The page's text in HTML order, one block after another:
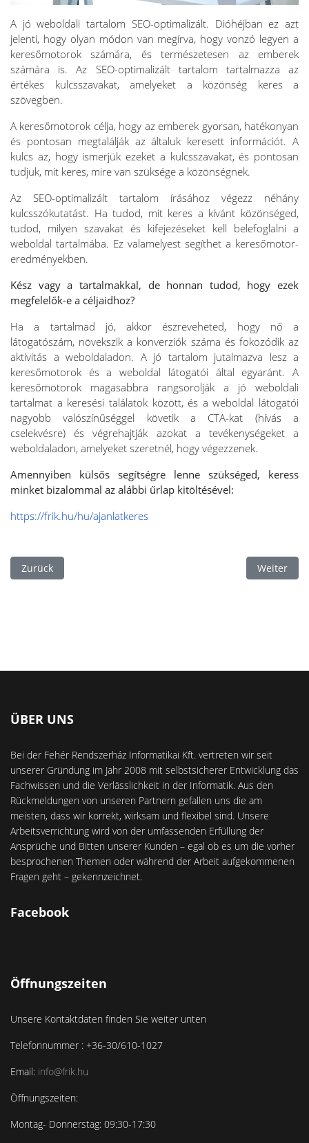
A jó weboldali tartalom SEO-optimalizált. Dióhéjban ez azt
jelenti, hogy olyan módon van megírva, hogy vonzó legyen a
keresőmotorok számára, és természetesen az emberek
számára is. Az SEO-optimalizált tartalom tartalmazza az
értékes kulcsszavakat, amelyeket a közönség keres a
szövegben.
A keresőmotorok célja, hogy az emberek gyorsan, hatékonyan
és pontosan megtalálják az általuk keresett információt. A
kulcs az, hogy ismerjük ezeket a kulcsszavakat, és pontosan
tudjuk, mit keres, mire van szüksége a közönségnek.
Az SEO-optimalizált tartalom írásához végezz néhány
kulcsszókutatást. Ha tudod, mit keres a kívánt közönséged,
tudod, milyen szavakat és kifejezéseket kell belefoglalni a
weboldal tartalmába. Ez valamelyest segíthet a keresőmotor-
eredményekben.
Kész vagy a tartalmakkal, de honnan tudod, hogy ezek
megfelelők-e a céljaidhoz?
Ha a tartalmad jó, akkor észreveheted, hogy nő a
látogatószám, növekszik a konverziók száma és fokozódik az
aktivitás a weboldaladon. A jó tartalom jutalmazva lesz a
keresőmotorok és a weboldal látogatói által egyaránt. A
keresőmotorok magasabbra rangsorolják a jó weboldali
tartalmat a keresési találatok között, és a weboldal látogatói
nagyobb valószínűséggel követik a CTA-kat (hívás a
cselekvésre) és végrehajtják azokat a tevékenységeket a
weboldaladon, amelyeket szeretnél, hogy végezzenek.
Amennyiben külsős segítségre lenne szükséged, keress
minket bizalommal az alábbi űrlap kitöltésével:
https://frik.hu/hu/ajanlatkeres
Vorheriger Beitrag: ERP-Percek: Partner nyilvántartás
Zurück Nächster
Weiter
ÜBER UNS
Bei der Fehér Rendszerház Informatikai Kft. vertreten wir seit
unserer Gründung im Jahr 2008 mit selbstsicherer Entwicklung das
Fachwissen und die Verlässlichkeit in der Informatik. Aus den
Rückmeldungen von unseren Partnern gefallen uns die am
meisten, dass wir korrekt, wirksam und flexibel sind. Unsere
Arbeitsverrichtung wird von der umfassenden Erfüllung der
Ansprüche und Bitten unserer Kunden – egal ob es um die vorher
besprochenen Themen oder während der Arbeit aufgekommenen
Fragen geht – gekennzeichnet.
Facebook
Öffnungszeiten
Unsere Kontaktdaten finden Sie weiter unten
Telefonnummer : +36-30/610-1027
Email: info@frik.hu
Öffnungszeiten:
Montag- Donnerstag: 09:30-17:30